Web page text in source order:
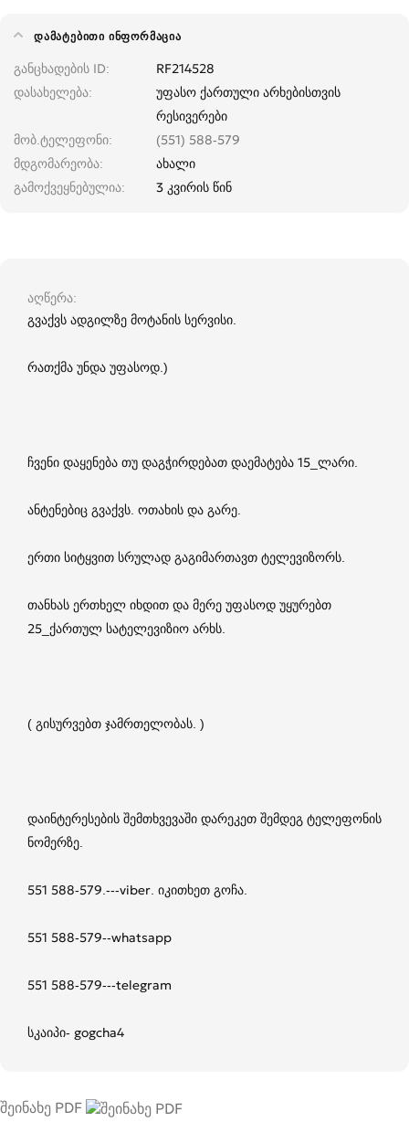
ᲓᲐᲛᲐᲢᲔᲑᲘᲗᲘ ᲘᲜᲤᲝᲠᲛᲐᲪᲘᲐ
განცხადების ID
RF214528
დასახელება
უფასო ქართული არხებისთვის
რესივერები
მობ.ტელეფონი
(551) 588-579
მდგომარეობა
ახალი
გამოქვეყნებულია
3 კვირის წინ
აღწერა
გვაქვს ადგილზე მოტანის სერვისი.
რათქმა უნდა უფასოდ.)
ჩვენი დაყენება თუ დაგჭირდებათ დაემატება 15_ლარი.
ანტენებიც გვაქვს. ოთახის და გარე.
ერთი სიტყვით სრულად გაგიმართავთ ტელევიზორს.
თანხას ერთხელ იხდით და მერე უფასოდ უყურებთ
25_ქართულ სატელევიზიო არხს.
( გისურვებთ ჯამრთელობას. )
დაინტერესების შემთხვევაში დარეკეთ შემდეგ ტელეფონის
ნომერზე.
551 588-579.---viber. იკითხეთ გოჩა.
551 588-579--whatsapp
551 588-579---telegram
სკაიპი- gogcha4
შეინახე PDF